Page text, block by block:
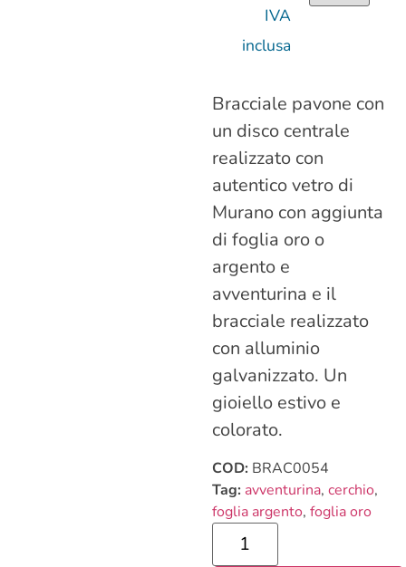
IVA
inclusa
Bracciale pavone con
un disco centrale
realizzato con
autentico vetro di
Murano con aggiunta
di foglia oro o
argento e
avventurina e il
bracciale realizzato
con alluminio
galvanizzato. Un
gioiello estivo e
colorato.
COD: BRAC0054
Tag: avventurina, cerchio,
foglia argento, foglia oro